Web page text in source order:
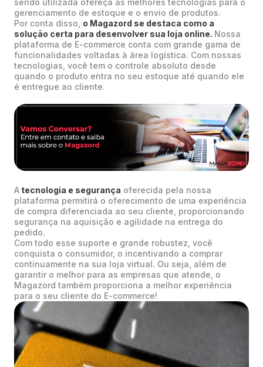
gerenciamento de estoque e o envio de produtos.
Por conta disso, o Magazord se destaca como a
solução certa para desenvolver sua loja online. Nossa
plataforma de E-commerce conta com grande gama de
funcionalidades voltadas à área logística. Com nossas
tecnologias, você tem o controle absoluto desde
quando o produto entra no seu estoque até quando ele
é entregue ao cliente.
A tecnologia e segurança oferecida pela nossa
plataforma permitirá o oferecimento de uma experiência
de compra diferenciada ao seu cliente, proporcionando
segurança na aquisição e agilidade na entrega do
pedido.
Com todo esse suporte e grande robustez, você
conquista o consumidor, o incentivando a comprar
continuamente na sua loja virtual. Ou seja, além de
garantir o melhor para as empresas que atende, o
Magazord também proporciona a melhor experiência
para o seu cliente do E-commerce!